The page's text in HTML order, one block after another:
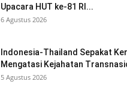
Upacara HUT ke-81 RI...
6 Agustus 2026
Indonesia-Thailand Sepakat
Mengatasi Kejahatan
5 Agustus 2026